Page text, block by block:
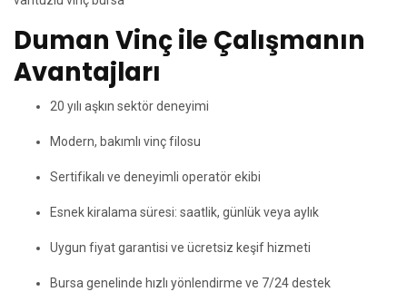
Duman Vinç ile Çalışmanın
Avantajları
20 yılı aşkın sektör deneyimi
Modern, bakımlı vinç filosu
Sertifikalı ve deneyimli operatör ekibi
Esnek kiralama süresi: saatlik, günlük veya aylık
Uygun fiyat garantisi ve ücretsiz keşif hizmeti
Bursa genelinde hızlı yönlendirme ve 7/24 destek